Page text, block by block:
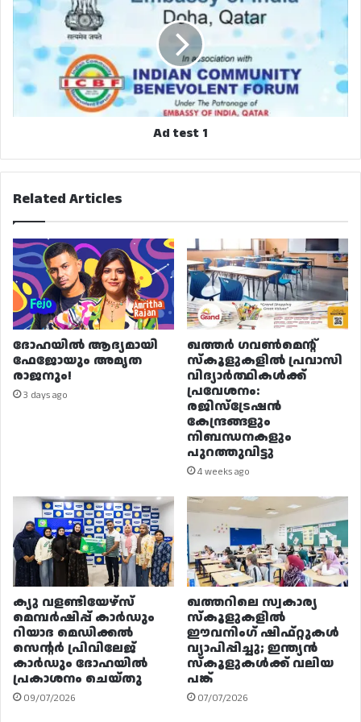
1
Ad test 1
Related Articles
ദോഹയിൽ ആദ്യമായി
ഫേജോയും അമൃത
രാജനും!
3 days ago
ഖത്തർ ഗവൺമെന്റ്
സ്കൂളുകളിൽ പ്രവാസി
വിദ്യാർത്ഥികൾക്ക്
പ്രവേശനം:
രജിസ്ട്രേഷൻ
കേന്ദ്രങ്ങളും
നിബന്ധനകളും
പുറത്തുവിട്ടു
4 weeks ago
ക്യു വളണ്ടിയേഴ്‌സ്
മെമ്പർഷിപ്പ് കാർഡും
റിയാദ മെഡിക്കൽ
സെന്റർ പ്രിവിലേജ്
കാർഡും ദോഹയിൽ
പ്രകാശനം ചെയ്തു
09/07/2026
ഖത്തറിലെ സ്വകാര്യ
സ്കൂളുകളിൽ
ഈവനിംഗ് ഷിഫ്റ്റുകൾ
വ്യാപിപ്പിച്ചു; ഇന്ത്യൻ
സ്കൂളുകൾക്ക് വലിയ
പങ്ക്
07/07/2026